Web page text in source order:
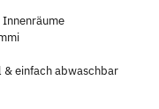
einfach abwaschbar